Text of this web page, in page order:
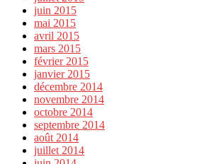
juin 2015
mai 2015
avril 2015
mars 2015
février 2015
janvier 2015
décembre 2014
novembre 2014
octobre 2014
septembre 2014
août 2014
juillet 2014